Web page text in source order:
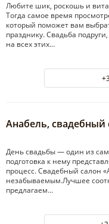
Любите шик, роскошь и
Тогда самое время
который поможет вам
празднику. Свадьба
на всех этих…
Анабель, свадебный
День свадьбы — один из
подготовка к нему
процесс. Свадебный салон
незабываемым.Лучшее
предлагаем…